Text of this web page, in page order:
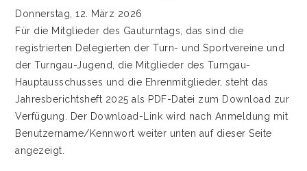
Donnerstag, 12. März 2026
Für die Mitglieder des Gauturntags, das sind die
registrierten Delegierten der Turn- und Sportvereine und
der Turngau-Jugend, die Mitglieder des Turngau-
Hauptausschusses und die Ehrenmitglieder, steht das
Jahresberichtsheft 2025 als PDF-Datei zum Download zur
Verfügung. Der Download-Link wird nach Anmeldung mit
Benutzername/Kennwort weiter unten auf dieser Seite
angezeigt.